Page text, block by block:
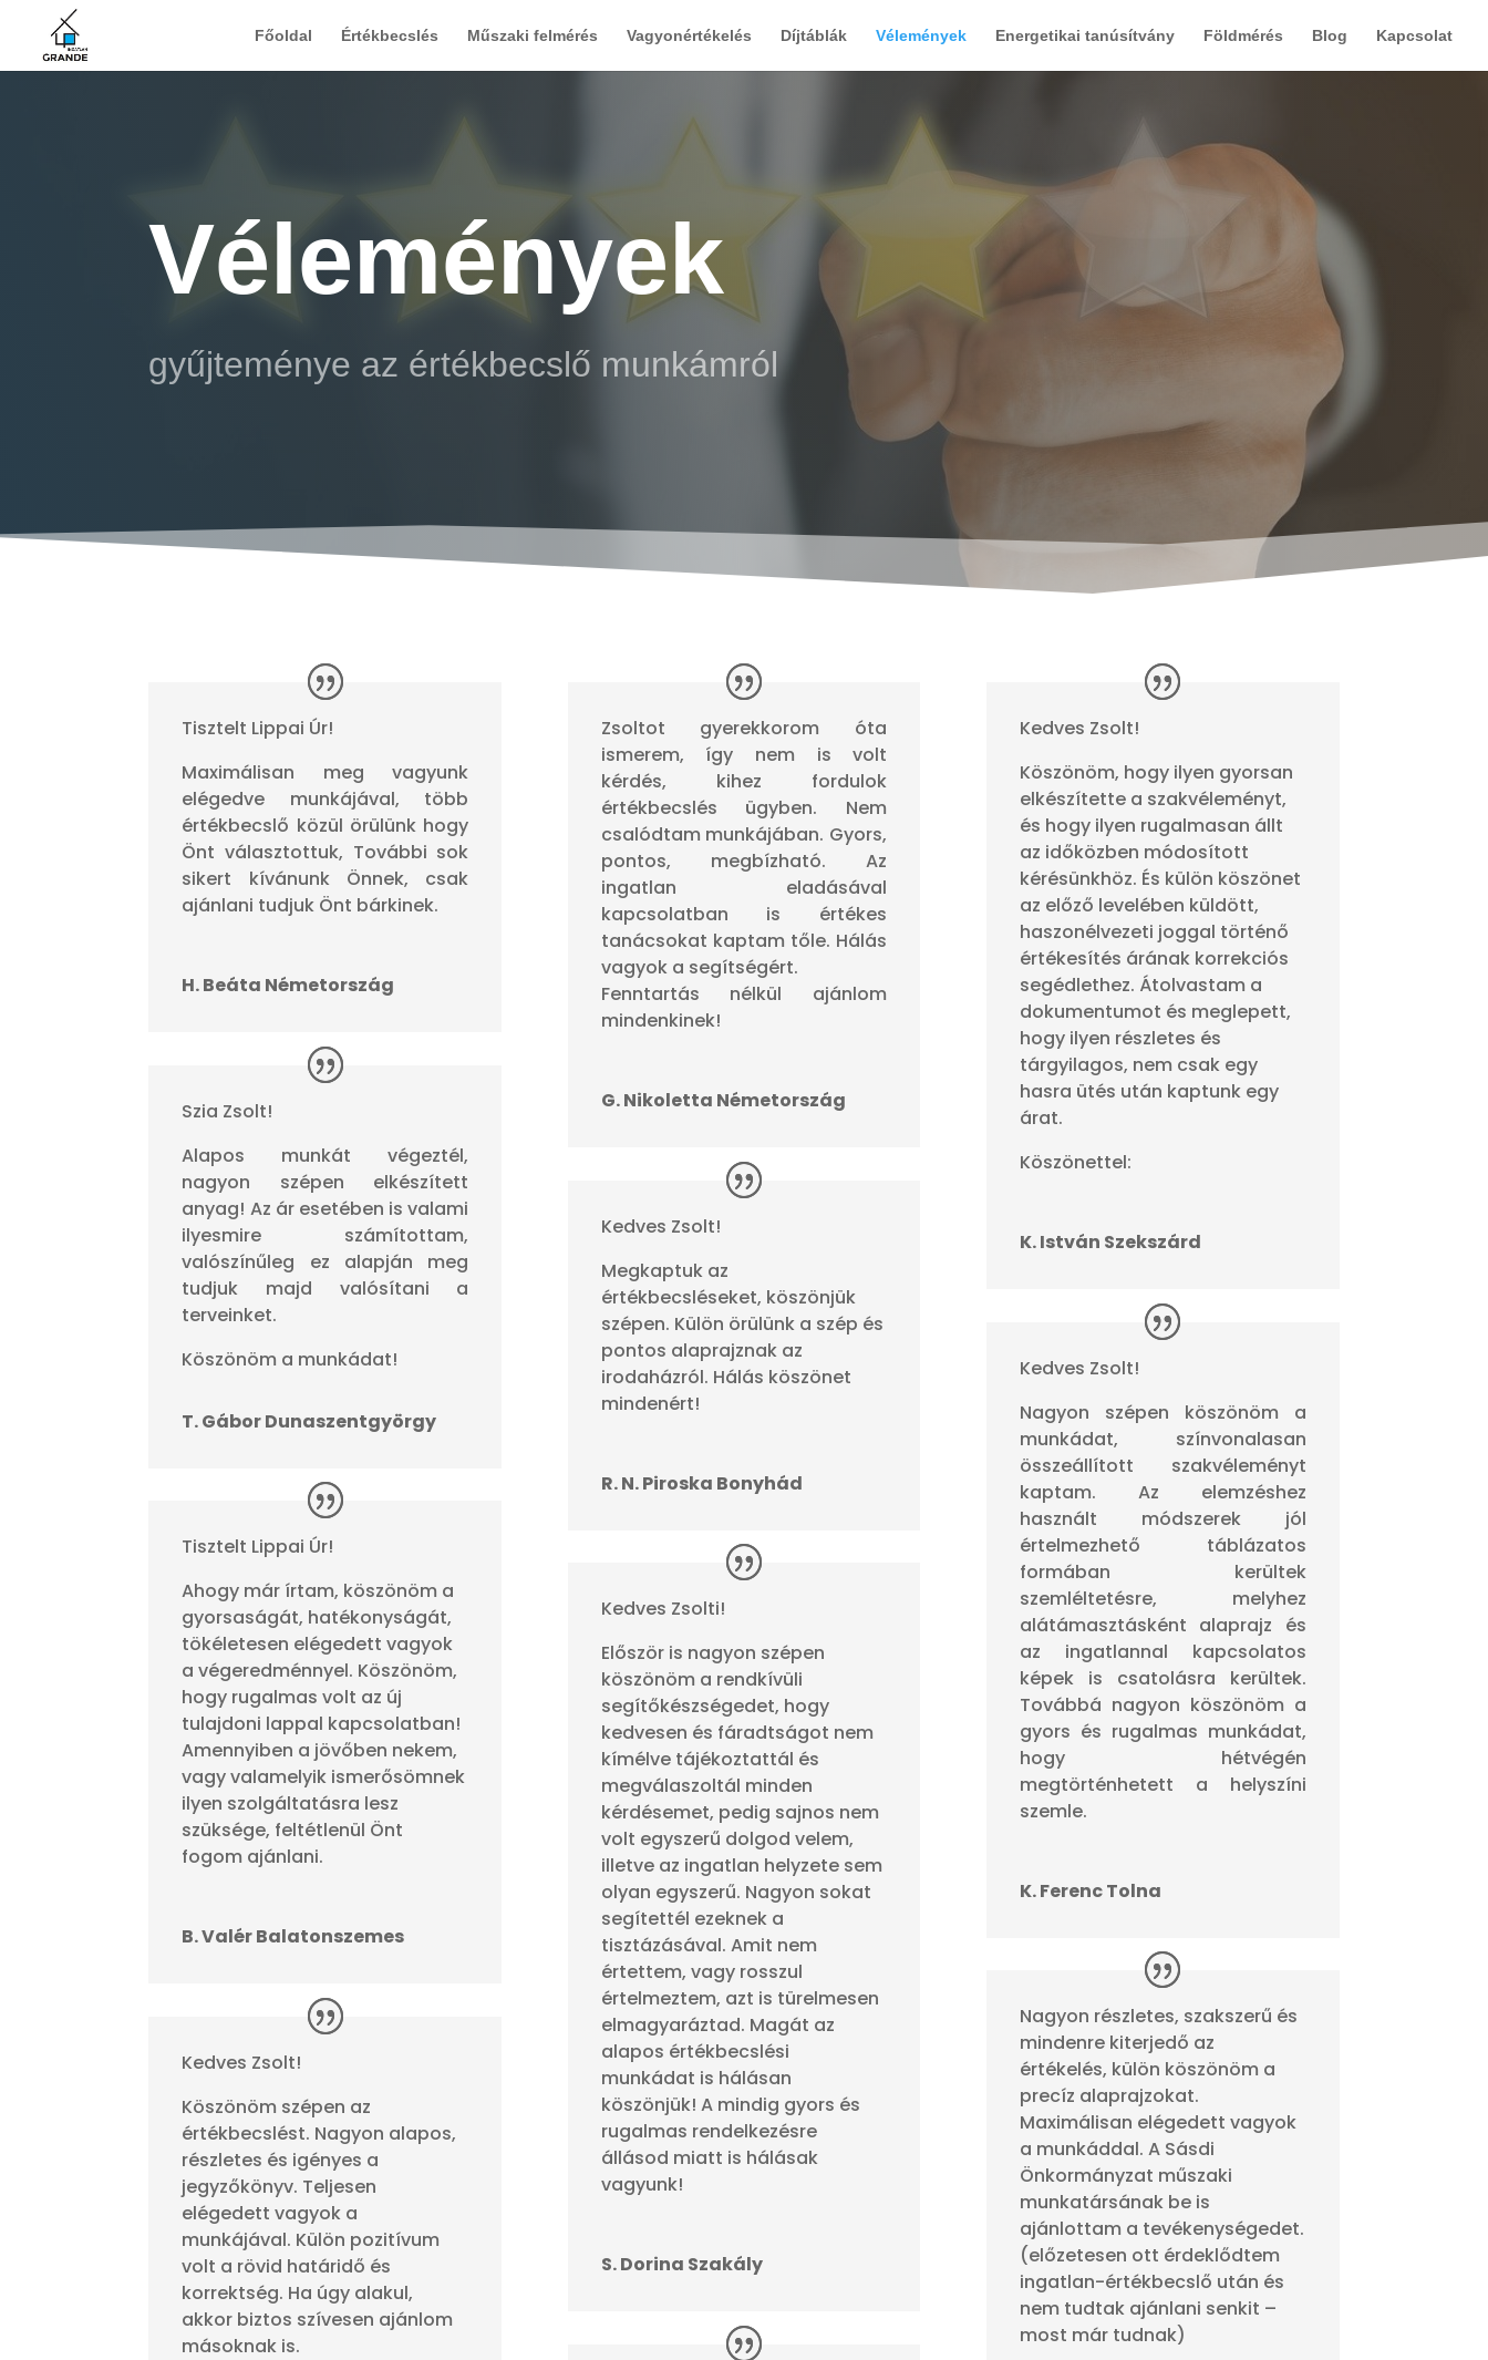
Főoldal Értékbecslés Műszaki felmérés Vagyonértékelés Díjtáblák Vélemények Energetikai tanúsítvány Földmérés Blog Kapcsolat
Vélemények
gyűjteménye az értékbecslő munkámról
Tisztelt Lippai Úr!
Maximálisan meg vagyunk
elégedve munkájával, több
értékbecslő közül örülünk hogy
Önt választottuk, További sok
sikert kívánunk Önnek, csak
ajánlani tudjuk Önt bárkinek.
H. Beáta Németország
Szia Zsolt!
Alapos munkát végeztél,
nagyon szépen elkészített
anyag! Az ár esetében is valami
ilyesmire számítottam,
valószínűleg ez alapján meg
tudjuk majd valósítani a
terveinket.
Köszönöm a munkádat!
T. Gábor Dunaszentgyörgy
Tisztelt Lippai Úr!
Ahogy már írtam, köszönöm a
gyorsaságát, hatékonyságát,
tökéletesen elégedett vagyok
a végeredménnyel. Köszönöm,
hogy rugalmas volt az új
tulajdoni lappal kapcsolatban!
Amennyiben a jövőben nekem,
vagy valamelyik ismerősömnek
ilyen szolgáltatásra lesz
szüksége, feltétlenül Önt
fogom ajánlani.
B. Valér Balatonszemes
Kedves Zsolt!
Köszönöm szépen az
értékbecslést. Nagyon alapos,
részletes és igényes a
jegyzőkönyv. Teljesen
elégedett vagyok a
munkájával. Külön pozitívum
volt a rövid határidő és
korrektség. Ha úgy alakul,
akkor biztos szívesen ajánlom
másoknak is.
Zsoltot gyerekkorom óta
ismerem, így nem is volt
kérdés, kihez fordulok
értékbecslés ügyben. Nem
csalódtam munkájában. Gyors,
pontos, megbízható. Az
ingatlan eladásával
kapcsolatban is értékes
tanácsokat kaptam tőle. Hálás
vagyok a segítségért.
Fenntartás nélkül ajánlom
mindenkinek!
G. Nikoletta Németország
Kedves Zsolt!
Megkaptuk az
értékbecsléseket, köszönjük
szépen. Külön örülünk a szép és
pontos alaprajznak az
irodaházról. Hálás köszönet
mindenért!
R. N. Piroska Bonyhád
Kedves Zsolti!
Először is nagyon szépen
köszönöm a rendkívüli
segítőkészségedet, hogy
kedvesen és fáradtságot nem
kímélve tájékoztattál és
megválaszoltál minden
kérdésemet, pedig sajnos nem
volt egyszerű dolgod velem,
illetve az ingatlan helyzete sem
olyan egyszerű. Nagyon sokat
segítettél ezeknek a
tisztázásával. Amit nem
értettem, vagy rosszul
értelmeztem, azt is türelmesen
elmagyaráztad. Magát az
alapos értékbecslési
munkádat is hálásan
köszönjük! A mindig gyors és
rugalmas rendelkezésre
állásod miatt is hálásak
vagyunk!
S. Dorina Szakály
Kedves Zsolt!
Köszönöm, hogy ilyen gyorsan
elkészítette a szakvéleményt,
és hogy ilyen rugalmasan állt
az időközben módosított
kérésünkhöz. És külön köszönet
az előző levelében küldött,
haszonélvezeti joggal történő
értékesítés árának korrekciós
segédlethez. Átolvastam a
dokumentumot és meglepett,
hogy ilyen részletes és
tárgyilagos, nem csak egy
hasra ütés után kaptunk egy
árat.
Köszönettel:
K. István Szekszárd
Kedves Zsolt!
Nagyon szépen köszönöm a
munkádat, színvonalasan
összeállított szakvéleményt
kaptam. Az elemzéshez
használt módszerek jól
értelmezhető táblázatos
formában kerültek
szemléltetésre, melyhez
alátámasztásként alaprajz és
az ingatlannal kapcsolatos
képek is csatolásra kerültek.
Továbbá nagyon köszönöm a
gyors és rugalmas munkádat,
hogy hétvégén
megtörténhetett a helyszíni
szemle.
K. Ferenc Tolna
Nagyon részletes, szakszerű és
mindenre kiterjedő az
értékelés, külön köszönöm a
precíz alaprajzokat.
Maximálisan elégedett vagyok
a munkáddal. A Sásdi
Önkormányzat műszaki
munkatársának be is
ajánlottam a tevékenységedet.
(előzetesen ott érdeklődtem
ingatlan-értékbecslő után és
nem tudtak ajánlani senkit –
most már tudnak)